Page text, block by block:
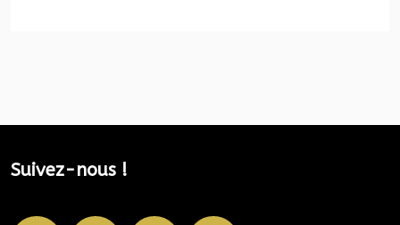
Suivez-nous !